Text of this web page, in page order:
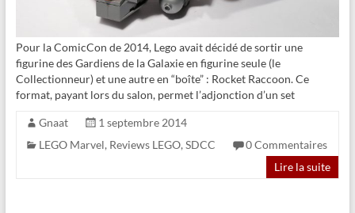
Pour la ComicCon de 2014, Lego avait décidé de sortir une
figurine des Gardiens de la Galaxie en figurine seule (le
Collectionneur) et une autre en “boîte” : Rocket Raccoon. Ce
format, payant lors du salon, permet l’adjonction d’un set
Gnaat
1 septembre 2014
LEGO Marvel, Reviews LEGO, SDCC
0 Commentaires
Lire la suite